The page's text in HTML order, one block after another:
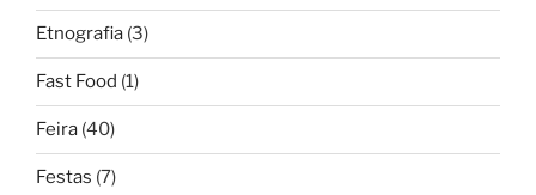
Etnografia (3)
Fast Food (1)
Feira (40)
Festas (7)